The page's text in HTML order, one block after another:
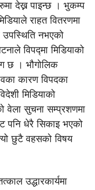
देख्न पाइन्छ । भुकम्प
राहत वितरणमा
उपस्थिति नभएको
विपद्मा मिडियाको
छ । भौगोलिक
कारण विपदका
मिडियाको
वेला सुचना सम्प्रशणमा
पनि धेरै सिकाइ भएको
छुटै वहसको विषय
उद्धारकार्यमा